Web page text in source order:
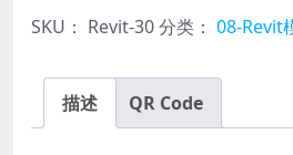
模
导
SKU： Revit-30分类： 08-Revit
描述 QR Code